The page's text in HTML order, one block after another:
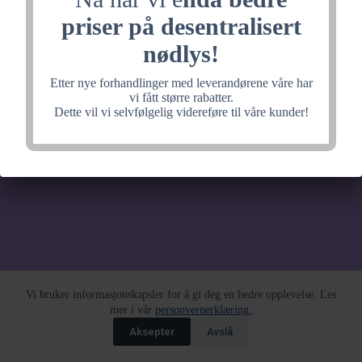
priser på desentralisert
nødlys!
Etter nye forhandlinger med leverandørene våre har
vi fått større rabatter.
Dette vil vi selvfølgelig videreføre til våre kunder!
Vi bruker informasjonskapsler for å gi deg en bedre opplevelse. Les
mer i vår personvernerklæring.
Aksepter
Avslå
noe fantastisk, velkommen
tilbake litt senere.